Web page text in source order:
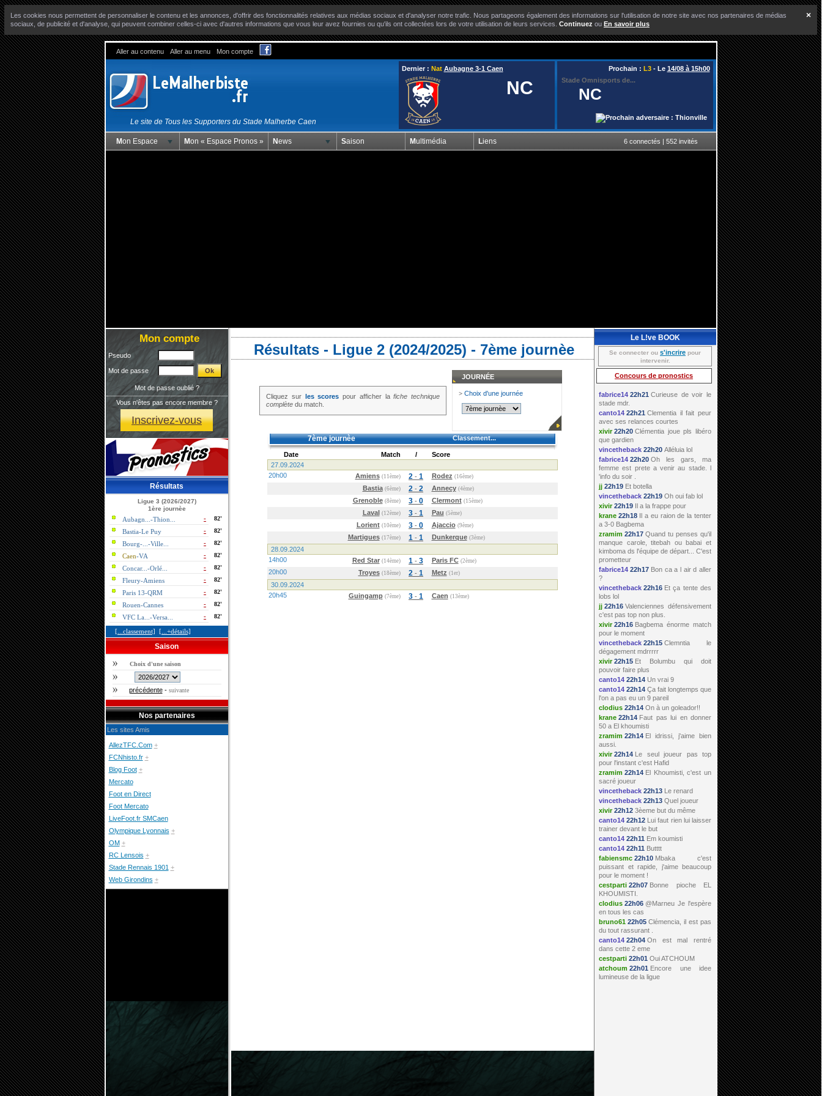
×
Les cookies nous permettent de personnaliser le contenu et les annonces, d'offrir des fonctionnalités relatives aux médias sociaux et d'analyser notre trafic. Nous partageons également des informations sur l'utilisation de notre site avec nos partenaires de médias
sociaux, de publicité et d'analyse, qui peuvent combiner celles-ci avec d'autres informations que vous leur avez fournies ou qu'ils ont collectées lors de votre utilisation de leurs services. Continuez ou En savoir plus
Aller au contenu Aller au menu Mon compte
Le site de Tous les Supporters du Stade Malherbe Caen
Dernier : Nat Aubagne 3-1 Caen
NC
Prochain : L3- Le 14/08 à 15h00
Stade Omnisports de...
NC
Mon Espace Mon « Espace Pronos » News Saison Multimédia Liens 6 connectés | 552 invités
Mon compte
Pseudo
Mot de passe
Mot de passe oublié ?
Vous n'êtes pas encore membre ?
Inscrivez-vous
Résultats
Ligue 3 (2026/2027)
1ère journèe
Aubagn...-Thion... - 82'
Bastia-Le Puy - 82'
Bourg-...-Ville... - 82'
Caen-VA - 82'
Concar...-Orlé... - 82'
Fleury-Amiens - 82'
Paris 13-QRM - 82'
Rouen-Cannes - 82'
VFC La...-Versa... - 82'
[...classement] [...+détails]
Saison
Choix d'une saison
précédente- suivante
Nos partenaires
Les sites Amis
AllezTFC.Com +
FCNhisto.fr +
Blog Foot +
Mercato
Foot en Direct
Foot Mercato
LiveFoot.fr SMCaen
Olympique Lyonnais +
OM +
RC Lensois +
Stade Rennais 1901 +
Web Girondins +
Résultats - Ligue 2 (2024/2025) - 7ème journèe
Cliquez sur les scores pour afficher lafiche technique
complète du match.
JOURNÉE
> Choix d'une journée
7ème journèe Classement...
Date Match /
Score
27.09.2024
20h00
Amiens (11ème) 2 - 1 Rodez (16ème)
Bastia (6ème) 2 - 2 Annecy (4ème)
Grenoble (8ème) 3 - 0 Clermont (15ème)
Laval (12ème) 3 - 1 Pau (5ème)
Lorient (10ème) 3 - 0 Ajaccio (9ème)
Martigues (17ème) 1 - 1 Dunkerque (3ème)
28.09.2024
14h00
Red Star (14ème) 1 - 3 Paris FC (2ème)
20h00 Troyes (18ème) 2 - 1 Metz (1er)
30.09.2024
20h45
Guingamp (7ème) 3 - 1 Caen (13ème)
Le L!ve BOOK
Se connecter ou s'incrire pour
intervenir.
Concours de pronostics